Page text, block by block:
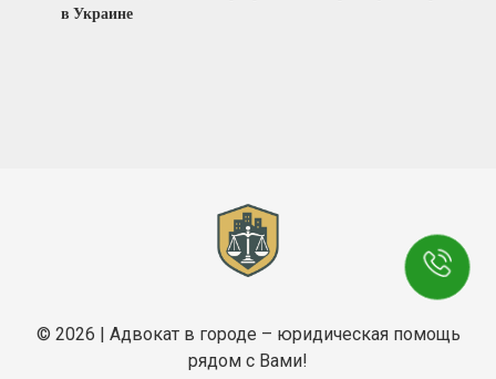
в Украине
© 2026 | Адвокат в городе – юридическая помощь
рядом с Вами!